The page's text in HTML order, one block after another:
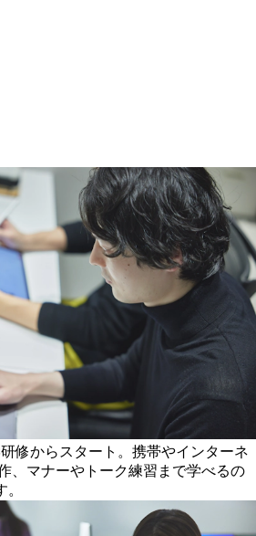
修からスタート。携帯やインターネ
、マナーやトーク練習まで学べるの